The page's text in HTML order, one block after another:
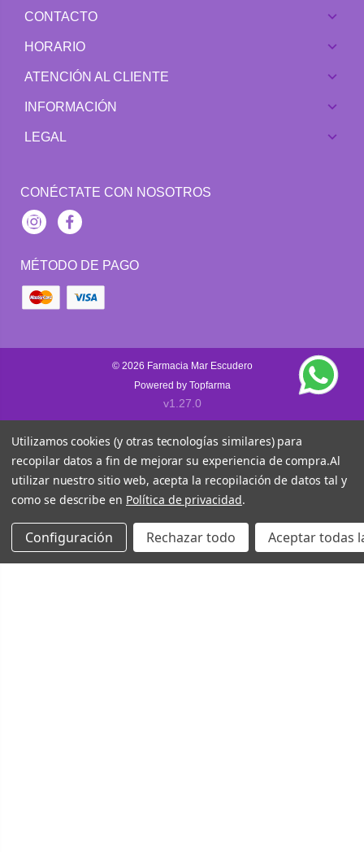
CONTACTO
HORARIO
ATENCIÓN AL CLIENTE
INFORMACIÓN
LEGAL
CONÉCTATE CON NOSOTROS
InstagramFacebook
MÉTODO DE PAGO
© 2026 Farmacia Mar Escudero
Powered by Topfarma
v1.27.0
Utilizamos cookies (y otras tecnologías similares) para
recopilar datos a fin de mejorar su experiencia de compra.Al
utilizar nuestro sitio web, acepta la recopilación de datos tal y
como se describe en Política de privacidad.
Configuración Rechazar todo Aceptar todas